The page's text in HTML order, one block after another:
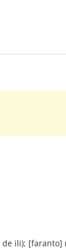
ili);